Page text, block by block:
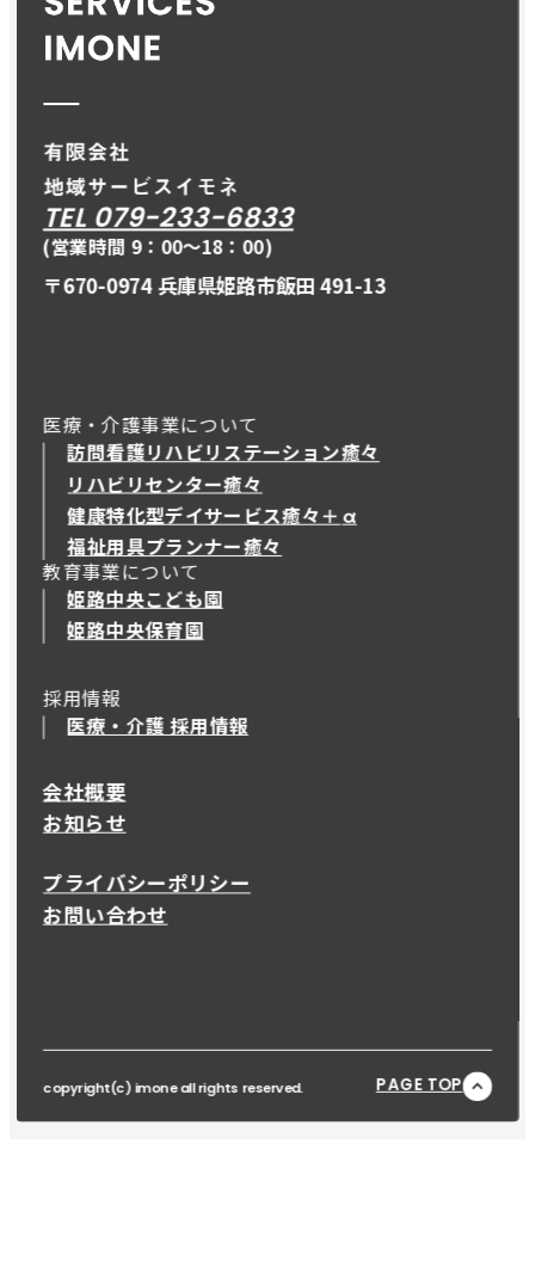
TEL 079-233-6833
(営業時間 9：00〜18：00)
〒670-0974 兵庫県姫路市飯田 491-13
医療・介護事業について
訪問看護リハビリステーション癒々
リハビリセンター癒々
健康特化型デイサービス癒々＋ α
健康特化型デイサービス癒々＋
福祉用具プランナー癒々
教育事業について
姫路中央こども園
姫路中央保育園
採用情報
医療・介護 採用情報
会社概要
お知らせ
プライバシーポリシー
お問い合わせ
copyright(c) imone all rights reserved. PAGE TOP